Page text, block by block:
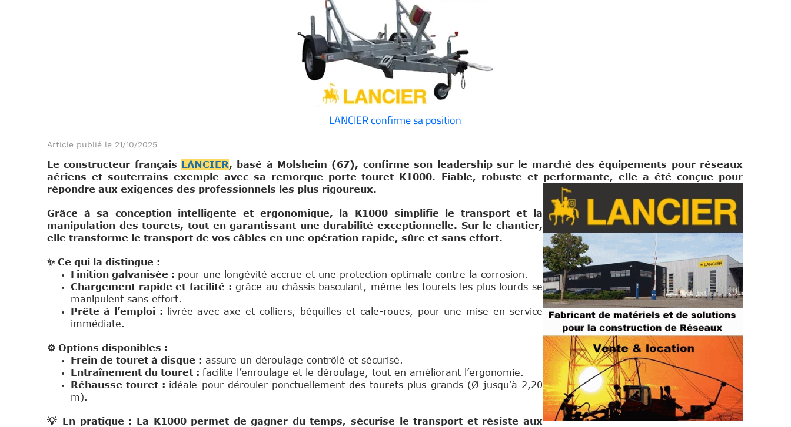
LANCIER confirme sa position
Article publié le 21/10/2025
Le constructeur français LANCIER, basé à Molsheim (67), confirme son leadership sur le marché des équipements pour réseaux
aériens et souterrains exemple avec sa remorque porte-touret K1000. Fiable, robuste et performante, elle a été conçue pour
répondre aux exigences des professionnels les plus rigoureux.
Grâce à sa conception intelligente et ergonomique, la K1000 simplifie le transport et la
manipulation des tourets, tout en garantissant une durabilité exceptionnelle. Sur le chantier,
elle transforme le transport de vos câbles en une opération rapide, sûre et sans effort.
✨ Ce qui la distingue :
Finition galvanisée : pour une longévité accrue et une protection optimale contre la corrosion.
Chargement rapide et facilité : grâce au châssis basculant, même les tourets les plus lourds se
manipulent sans effort.
Prête à l’emploi :
livrée avec axe et colliers, béquilles et cale-roues, pour une mise en service
immédiate.
⚙️ Options disponibles :
Frein de touret à disque : assure un déroulage contrôlé et sécurisé.
Entraînement du touret : facilite l’enroulage et le déroulage, tout en améliorant l’ergonomie.
Réhausse touret : idéale pour dérouler ponctuellement des tourets plus grands (Ø jusqu’à 2,20
m).
💡 En pratique : La K1000 permet de gagner du temps, sécurise le transport et résiste aux